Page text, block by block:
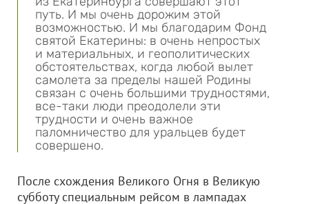
путь. И мы очень дорожим этой
возможностью. И мы благодарим Фонд
святой Екатерины: в очень непростых
и материальных, и геополитических
обстоятельствах, когда любой вылет
самолета за пределы нашей Родины
связан с очень большими трудностями,
все-таки люди преодолели эти
трудности и очень важное
паломничество для уральцев будет
совершено.
После схождения Великого Огня в Великую
субботу специальным рейсом в лампадах